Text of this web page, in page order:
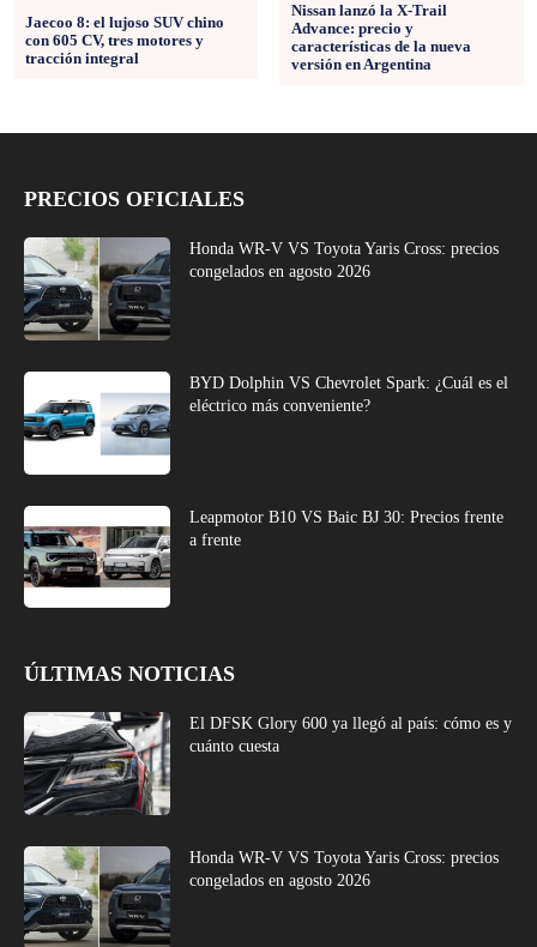
Jaecoo 8: el lujoso SUV chino
con 605 CV, tres motores y
tracción integral
Nissan lanzó la X-Trail
Advance: precio y
características de la nueva
versión en Argentina
PRECIOS OFICIALES
Honda WR-V VS Toyota Yaris Cross: precios
congelados en agosto 2026
BYD Dolphin VS Chevrolet Spark: ¿Cuál es el
eléctrico más conveniente?
Leapmotor B10 VS Baic BJ 30: Precios frente
a frente
ÚLTIMAS NOTICIAS
El DFSK Glory 600 ya llegó al país: cómo es y
cuánto cuesta
Honda WR-V VS Toyota Yaris Cross: precios
congelados en agosto 2026